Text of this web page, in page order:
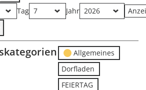
Tag Jahr
Allgemeines
Dorfladen
FEIERTAG